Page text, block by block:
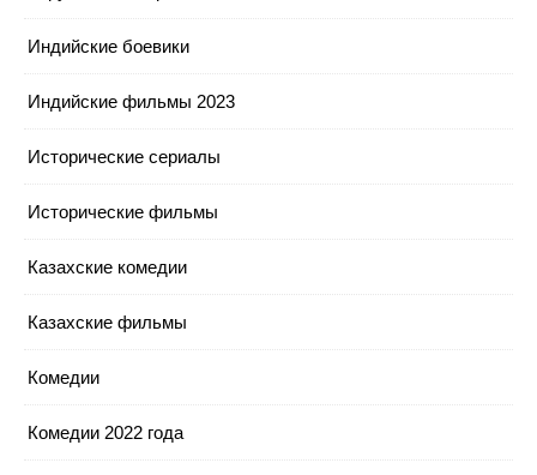
Индийские боевики
Индийские фильмы 2023
Исторические сериалы
Исторические фильмы
Казахские комедии
Казахские фильмы
Комедии
Комедии 2022 года